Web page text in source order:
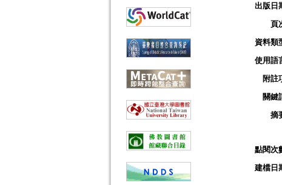
出版日
頁
資料類
使用語
附註
關鍵
摘
點閱次
建檔日